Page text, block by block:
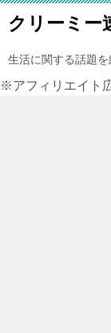
クリーミー
生活に関する話題を
※アフィリエイト